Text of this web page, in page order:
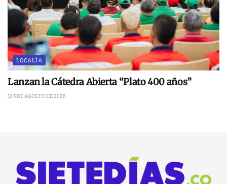
LOCALÍA
Lanzan la Cátedra Abierta “Plato 400 años”
5 DE AGOSTO DE 2026